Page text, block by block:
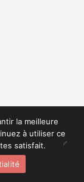
la meilleure
à utiliser ce
satisfait.